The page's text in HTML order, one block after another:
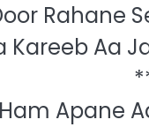
Rahane
Kareeb Aa
Apane